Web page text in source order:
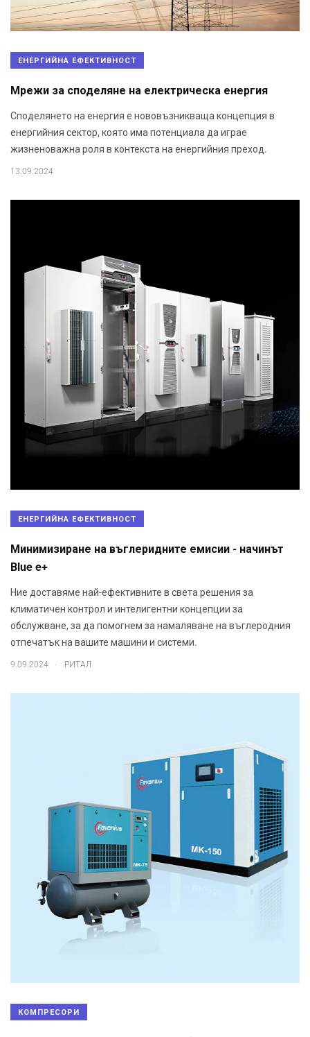
ЕНЕРГИЙНА ЕФЕКТИВНОСТ
Мрежи за споделяне на електрическа енергия
Споделянето на енергия е нововъзникваща концепция в
енергийния сектор, която има потенциала да играе
жизненоважна роля в контекста на енергийния преход.
13.09.2024
ЕНЕРГИЙНА ЕФЕКТИВНОСТ
Минимизиране на въглеридните емисии - начинът
Blue e+
Ние доставяме най-ефективните в света решения за
климатичен контрол и интелигентни концепции за
обслужване, за да помогнем за намаляване на въглеродния
отпечатък на вашите машини и системи.
9.09.2024 РИТАЛ
КОМПРЕСОРИ